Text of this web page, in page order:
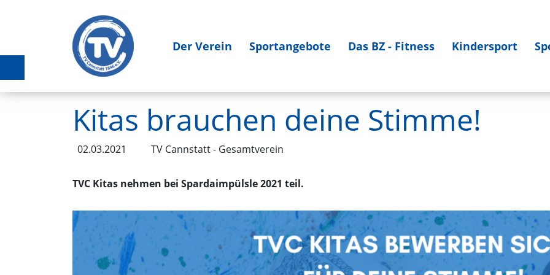
Der Verein Sportangebote Das BZ - Fitness Kindersport
Kitas brauchen deine Stimme!
02.03.2021 TV Cannstatt - Gesamtverein
TVC Kitas nehmen bei Spardaimpülsle 2021 teil.